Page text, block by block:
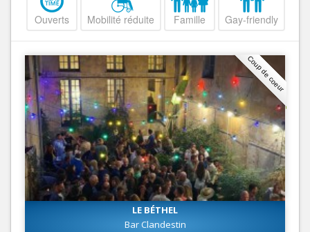
Ouverts Mobilité réduite Famille Gay-friendly
Coup de coeur
LE BÉTHEL
Bar Clandestin